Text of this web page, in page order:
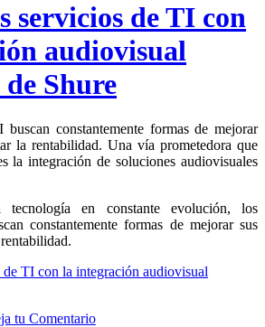
servicios de TI con
audiovisual
Shure
constantemente formas de mejorar
la rentabilidad. Una vía prometedora que
la integración de soluciones audiovisuales
en constante evolución, los
constantemente formas de mejorar sus
tu Comentario